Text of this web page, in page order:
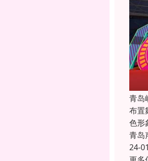
青岛
布置
色形
青岛
24-